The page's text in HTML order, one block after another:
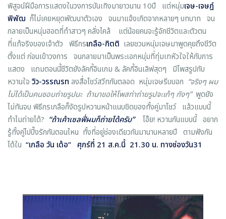
พิสูจน์ฝีมือการแสดงในวงการบันเทิงมายาวนาน 10ปี แต่หนุ่มเจษ-เจษฎ์
พิพัฒ ก็ไม่เคยหยุดพัฒนาตัวเอง จนมาแจ้งเกิดจากหลายๆ บทบาท จน
กลายเป็นหนุ่มฮอตที่ทำสาวๆ คลั่งไคล้ แต่น้อยคนจะรู้จักชีวิตและตัวตน
ที่แท้จริงของเจ้าตัว พิธีกรเกลือ-กิตติ เลยชวนหนุ่มเจษมาพูดคุยถึงชีวิต
ตั้งแต่ ก่อนเข้าวงการ จนกลายมาเป็นพระเอกหนุ่มที่ทุ่มเทหัวใจให้กับการ
แสดง แถมตอนนี้ชีวิตยังลัคกี้อินเกม & ลัคกี้อินเลิฟสุดๆ มีโพสรูปกับ
หวานใจ วิว-วรรณรท ลงสื่อโชว์สวีทกันตลอด หนุ่มเจษรีบบอก “จริงๆ ผม
ไม่ได้เป็นคนชอบถ่ายรูปนะ ถ้ามาขอให้โพสท่าถ่ายรูปจะเก้ๆ กังๆ”พูดยัง
ไม่ทันจบ พิธีกรเกลือก็งัดรูปหวานหน้าแนบชิดของทั้งคู่มาโชว์ แล้วแบบนี้
ทำไมถ่ายได้? “ถ้าเค้าเซลฟี่ผมก็ถ่ายได้ครับ”โอ๊ย! หวานกันแบบนี้ อยาก
รู้ทั้งคู่ไปปิ๊งรักกันตอนไหน ทั้งที่อยู่ช่องเดียวกันมานานหลายปี ตามฟังกัน
ได้ใน “เกลือ วัน เด้อ” ศุกร์ที่ 21 ส.ค.นี้ 21.30 น. ทางช่องวัน31